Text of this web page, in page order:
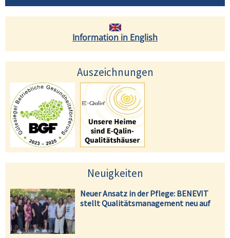
Information in English
Auszeichnungen
Neuigkeiten
Neuer Ansatz in der Pflege: BENEVIT
stellt Qualitätsmanagement neu auf